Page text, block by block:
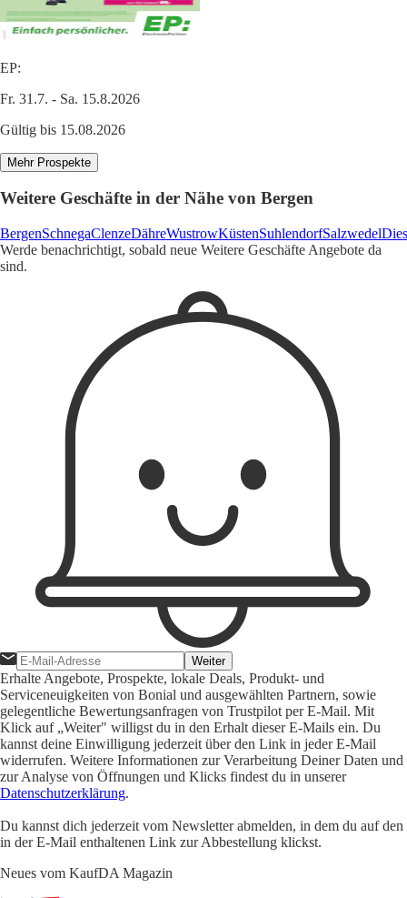
EP:
Fr. 31.7. - Sa. 15.8.2026
Gültig bis 15.08.2026
Mehr Prospekte
Weitere Geschäfte in der Nähe von Bergen
BergenSchnegaClenzeDähreWustrowKüstenSuhlendorfSalzwedel
Werde benachrichtigt, sobald neue Weitere Geschäfte Angebote da
sind.
Weiter
Erhalte Angebote, Prospekte, lokale Deals, Produkt- und
Serviceneuigkeiten von Bonial und ausgewählten Partnern, sowie
gelegentliche Bewertungsanfragen von Trustpilot per E-Mail. Mit
Klick auf „Weiter" willigst du in den Erhalt dieser E-Mails ein. Du
kannst deine Einwilligung jederzeit über den Link in jeder E-Mail
widerrufen. Weitere Informationen zur Verarbeitung Deiner Daten und
zur Analyse von Öffnungen und Klicks findest du in unserer
Datenschutzerklärung.
Du kannst dich jederzeit vom Newsletter abmelden, in dem du auf den
in der E-Mail enthaltenen Link zur Abbestellung klickst.
Neues vom KaufDA Magazin